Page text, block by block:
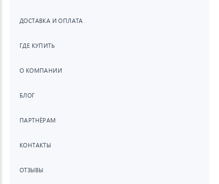
ДОСТАВКА И ОПЛАТА
ГДЕ КУПИТЬ
О КОМПАНИИ
БЛОГ
ПАРТНЁРАМ
КОНТАКТЫ
ОТЗЫВЫ